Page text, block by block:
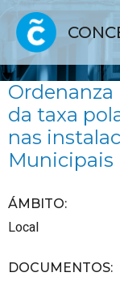
Ordenanza
da taxa
nas
Municipais
ÁMBITO:
Local
DOCUMENTOS: